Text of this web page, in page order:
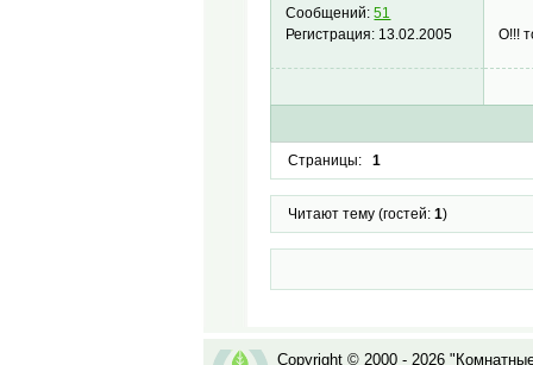
Сообщений:51
Регистрация: 13.02.2005 О!!!
Страницы: 1
Читают тему (гостей: 1)
Copyright © 2000 - 2026